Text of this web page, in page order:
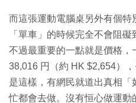
而這張運動電腦桌另外有個
「單車」的時候完全不會阻
不過最重要的一點就是價格，
38,016 円（約 HK $2,654）
是這樣，有網民就道出真相
忙都會去做。沒有恒心做運